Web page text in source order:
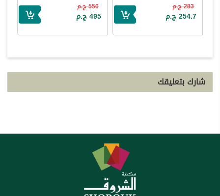
283 ج.م
254.7 ج.م
550 ج.م
495 ج.م
شارك بتعليقك